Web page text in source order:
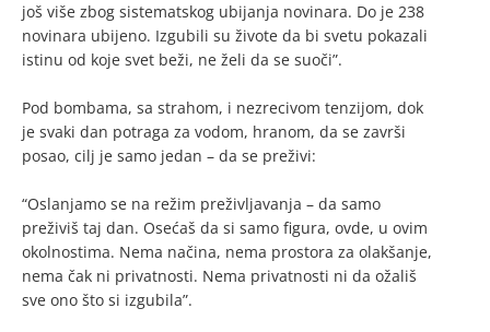
još više zbog sistematskog ubijanja novinara. Do je 238
novinara ubijeno. Izgubili su živote da bi svetu pokazali
istinu od koje svet beži, ne želi da se suoči”.
Pod bombama, sa strahom, i nezrecivom tenzijom, dok
je svaki dan potraga za vodom, hranom, da se završi
posao, cilj je samo jedan – da se preživi:
“Oslanjamo se na režim preživljavanja – da samo
preživiš taj dan. Osećaš da si samo figura, ovde, u ovim
okolnostima. Nema načina, nema prostora za olakšanje,
nema čak ni privatnosti. Nema privatnosti ni da ožališ
sve ono što si izgubila”.